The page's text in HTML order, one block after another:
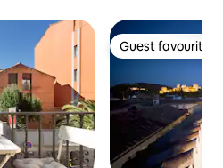
Guest favourite
Guest favourite